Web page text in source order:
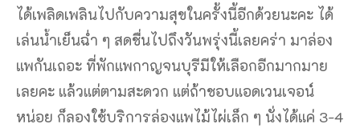
ได้เพลิดเพลินไปกับความสุขในครั้งนี้อีกด้วยนะคะ ได้
เล่นน้ำเย็นฉ่ำ ๆ สดชื่นไปถึงวันพรุ่งนี้เลยคร่า มาล่อง
แพกันเถอะ ที่พักแพกาญจนบุรีมีให้เลือกอีกมากมาย
เลยคะ แล้วแต่ตามสะดวก แต่ถ้าชอบแอดเวนเจอน์
หน่อย ก็ลองใช้บริการล่องแพไม้ไผ่เล็ก ๆ นั่งได้แค่ 3-4